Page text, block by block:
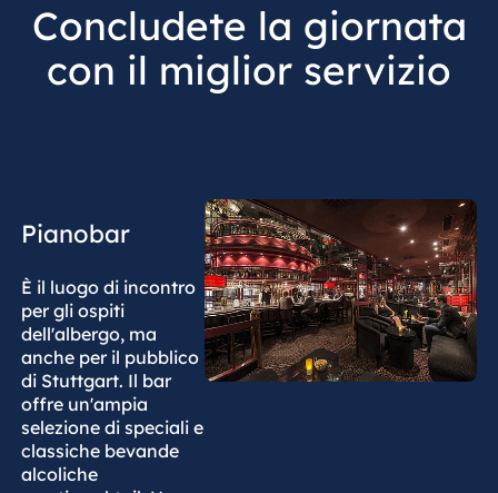
Concludete la giornata
con il miglior servizio
Pianobar
È il luogo di incontro
per gli ospiti
dell'albergo, ma
anche per il pubblico
di Stuttgart. Il bar
offre un'ampia
selezione di speciali e
classiche bevande
alcoliche